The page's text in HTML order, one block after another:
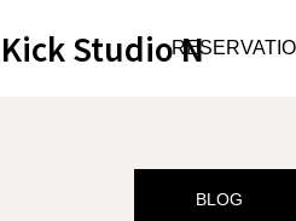
Studio N
サンプルページ
BLOG